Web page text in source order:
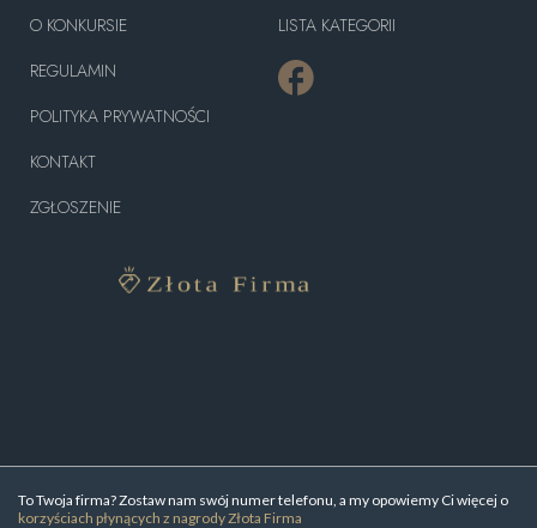
To Twoja firma? Zostaw nam swój numer telefonu, a my opowiemy Ci więcej o
korzyściach płynących z nagrody Złota Firma
O KONKURSIE
REGULAMIN
POLITYKA PRYWATNOŚCI
KONTAKT
ZGŁOSZENIE
LISTA KATEGORII